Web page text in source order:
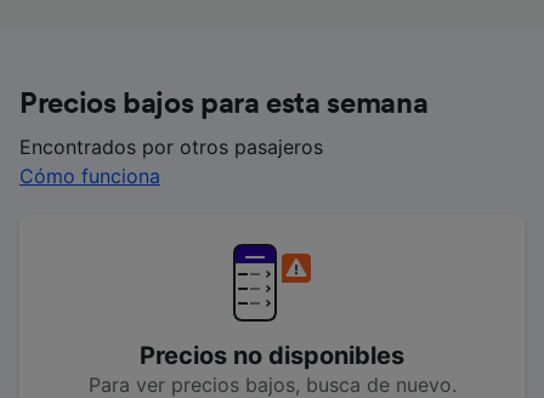
Precios bajos para esta semana
Encontrados por otros pasajeros
Cómo funciona
Precios no disponibles
Para ver precios bajos, busca de nuevo.